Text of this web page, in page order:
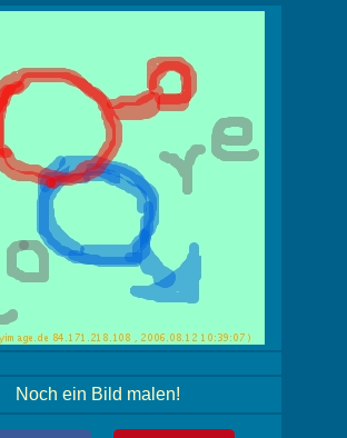
Noch ein Bild malen!